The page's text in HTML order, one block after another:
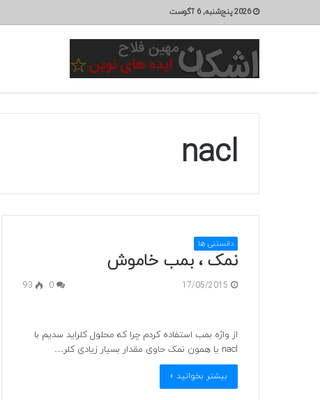
2026 پنج‌شنبه, 6 آگوست
nacl
دانستنی ها
نمک ، بمب خاموش
17/05/2015
0
93
از واژه بمب استفاده کردم چرا که محلول کلراید سدیم با
nacl یا همون نمک حاوی مقدار بسیار زیادی کلر…
بیشتر بخوانید »